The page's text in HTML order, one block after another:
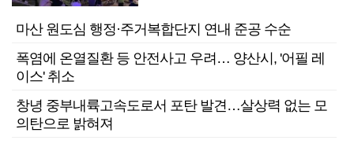
마산 원도심 행정·주거복합단지 연내 준공 수순
폭염에 온열질환 등 안전사고 우려… 양산시, '어필 레
이스' 취소
창녕 중부내륙고속도로서 포탄 발견…살상력 없는 모
의탄으로 밝혀져